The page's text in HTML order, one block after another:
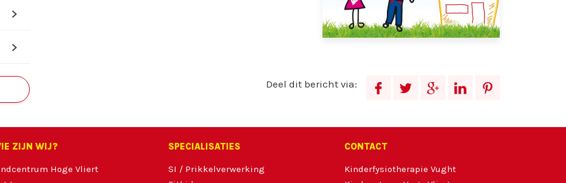
g
i
f
q
d
Deel dit bericht via:
d
d
ZIJN WIJ?
Hoge Vliert
SPECIALISATIES
SI / Prikkelverwerking
CONTACT
Kinderfysiotherapie Vught